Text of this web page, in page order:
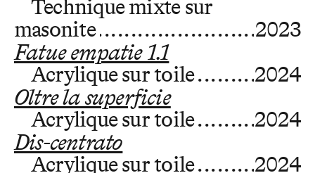
Technique mixte sur
masonite
2023
Fatue empatie 1.1
Acrylique sur toile 2024
Oltre la superficie
Acrylique sur toile 2024
Dis-centrato
Acrylique sur toile 2024